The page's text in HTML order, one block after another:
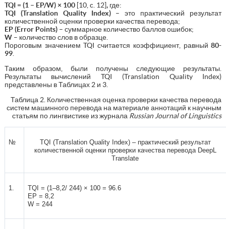
TQI = (1 – EP/W) × 100[10, c. 12],где:
TQI (Translation Quality Index)– это практический результат
количественной оценки проверки качества перевода;
EP (Error Points)– суммарное количество баллов ошибок;
W– количество слов в образце.
Пороговым значением TQI считается коэффициент, равный80-
99.
Таким образом, были получены следующие результаты.
Результаты вычислений TQI (Translation Quality Index)
представлены в Таблицах 2 и 3.
Таблица 2. Количественная оценка проверки качества перевода
систем машинного перевода на материале аннотаций к научным
статьям по лингвистике из журнала Russian Journal of Linguistics
№
TQI (Translation Quality Index) – практический результат
количественной оценки проверки качества перевода DeepL
Translate
1.
TQI = (1–8,2/ 244) × 100 = 96.6
EP = 8,2
W = 244